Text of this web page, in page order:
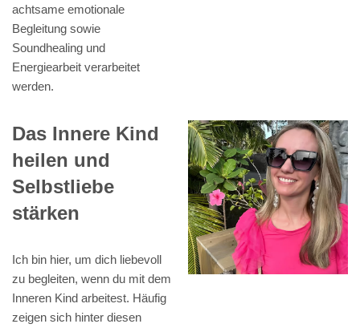
achtsame emotionale
Begleitung sowie
Soundhealing und
Energiearbeit verarbeitet
werden.
Das Innere Kind
heilen und
Selbstliebe
stärken
Ich bin hier, um dich liebevoll
zu begleiten, wenn du mit dem
Inneren Kind arbeitest. Häufig
zeigen sich hinter diesen